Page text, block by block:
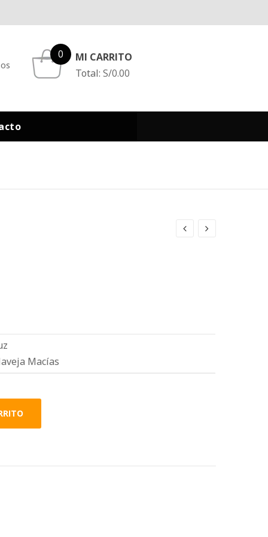
0
MI CARRITO
Total: S/0.00
Macías